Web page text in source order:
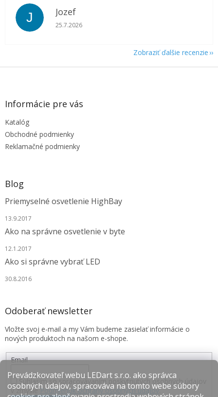
Prevádzkovateľ webu LEDart s.r.o. ako správca
osobných údajov, spracováva na tomto webe súbory
J Jozef
Hodnotenie obchodu je 5 z 5 hviezdičiek.
25.7.2026
Zobraziť ďalšie recenzie
Z
Informácie pre vás
Katalóg
Obchodné podmienky
Reklamačné podmienky
Blog
Priemyselné osvetlenie HighBay
13.9.2017
Ako na správne osvetlenie v byte
12.1.2017
Ako si správne vybrať LED
30.8.2016
Odoberať newsletter
Vložte svoj e-mail a my Vám budeme zasielať informácie o
nových produktoch na našom e-shope.
Email
Súhlasím so spracovávaním poskytnutých osobných údajov
v zmysle Podmienok ochrany osobných údajov.